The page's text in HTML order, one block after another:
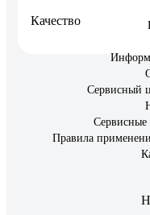
Качество
Сервисный
Сервисные
Правила